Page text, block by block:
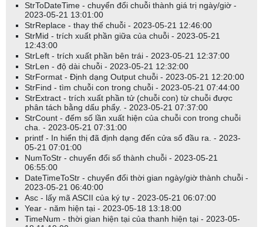
StrToDateTime - chuyển đổi chuỗi thành giá trị ngày/giờ -
2023-05-21 13:01:00
StrReplace - thay thế chuỗi - 2023-05-21 12:46:00
StrMid - trích xuất phần giữa của chuỗi - 2023-05-21
12:43:00
StrLeft - trích xuất phần bên trái - 2023-05-21 12:37:00
StrLen - độ dài chuỗi - 2023-05-21 12:32:00
StrFormat - Định dạng Output chuỗi - 2023-05-21 12:20:00
StrFind - tìm chuỗi con trong chuỗi - 2023-05-21 07:44:00
StrExtract - trích xuất phần tử (chuỗi con) từ chuỗi được
phân tách bằng dấu phẩy. - 2023-05-21 07:37:00
StrCount - đếm số lần xuất hiện của chuỗi con trong chuỗi
cha. - 2023-05-21 07:31:00
printf - In hiển thị đã định dạng đến cửa sổ đầu ra. - 2023-
05-21 07:01:00
NumToStr - chuyển đổi số thành chuỗi - 2023-05-21
06:55:00
DateTimeToStr - chuyển đổi thời gian ngày/giờ thành chuỗi -
2023-05-21 06:40:00
Asc - lấy mã ASCII của ký tự - 2023-05-21 06:07:00
Year - năm hiện tại - 2023-05-18 13:18:00
TimeNum - thời gian hiện tại của thanh hiện tại - 2023-05-